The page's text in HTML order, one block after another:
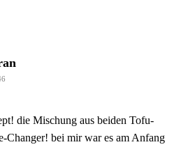
die Mischung aus beiden Tofu-
Changer! bei mir war es am Anfang